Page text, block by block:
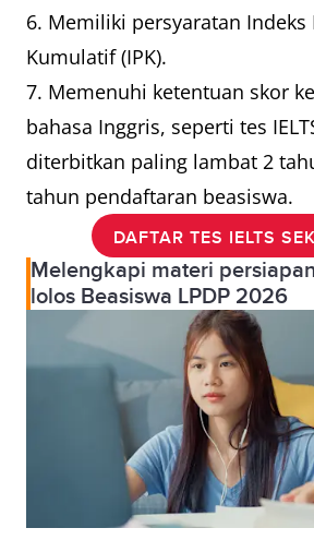
6. Memiliki persyaratan Indeks
Kumulatif (IPK).
7. Memenuhi ketentuan skor
bahasa Inggris, seperti tes
diterbitkan paling lambat 2
tahun pendaftaran beasiswa.
DAFTAR TES IELTS
Melengkapi materi
lolos Beasiswa LPDP 2026